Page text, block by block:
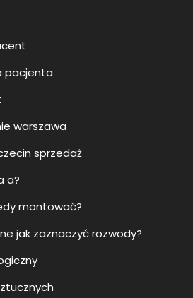
pacjenta
warszawa
sprzedaż
a?
montować?
jak zaznaczyć rozwody?